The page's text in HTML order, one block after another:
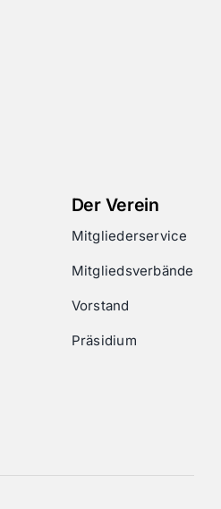
Der Verein
Mitgliederservice
Mitgliedsverbände
Vorstand
Präsidium